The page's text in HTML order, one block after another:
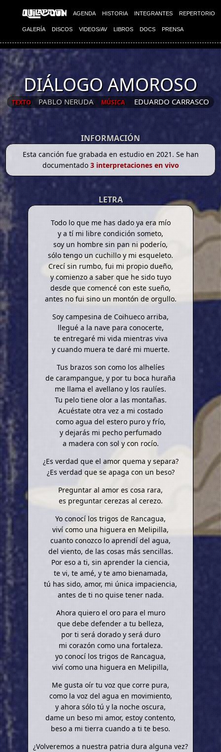
AGENDA HISTORIA INTEGRANTES REPERTORIO
GALERÍA DISCOS VIDEOS/AV LIBROS DOCS PRENSA
DIÁLOGO AMOROSO
TEXTO PABLO NERUDA MÚSICA EDUARDO CARRASCO
INFORMACIÓN
Esta canción fue grabada en estudio en 2021. Se han
documentado 3 interpretaciones en vivo
LETRA
Todo lo que me has dado ya era mío
y a tí mi libre condición someto,
soy un hombre sin pan ni poderío,
sólo tengo un cuchillo y mi esqueleto.
Crecí sin rumbo, fui mi propio dueño,
y comienzo a saber que he sido tuyo
desde que comencé con este sueño,
antes no fui sino un montón de orgullo.
Soy campesina de Coihueco arriba,
llegué a la nave para conocerte,
te entregaré mi vida mientras viva
y cuando muera te daré mi muerte.
Tus brazos son como los alhelíes
de carampangue, y por tu boca huraña
me llama el avellano y los raulíes.
Tu pelo tiene olor a las montañas.
Acuéstate otra vez a mi costado
como agua del estero puro y frío,
y dejarás mi pecho perfumado
a madera con sol y con rocío.
¿Es verdad que el amor quema y separa?
¿Es verdad que se apaga con un beso?
Preguntar al amor es cosa rara,
es preguntar cerezas al cerezo.
Yo conocí los trigos de Rancagua,
viví como una higuera en Melipilla,
cuanto conozco lo aprendí del agua,
del viento, de las cosas más sencillas.
Por eso a ti, sin aprender la ciencia,
te vi, te amé, y te amo bienamada,
tú has sido, amor, mi única impaciencia,
antes de ti no quise tener nada.
Ahora quiero el oro para el muro
que debe defender a tu belleza,
por ti será dorado y será duro
mi corazón como una fortaleza.
yo conocí los trigos de Rancagua,
viví como una higuera en Melipilla,
Me gusta oír tu voz que corre pura,
como la voz del agua en movimiento,
y ahora sólo tú y la noche oscura,
dame un beso mi amor, estoy contento,
beso a mi tierra cuando a ti te beso.
¿Volveremos a nuestra patria dura alguna vez?